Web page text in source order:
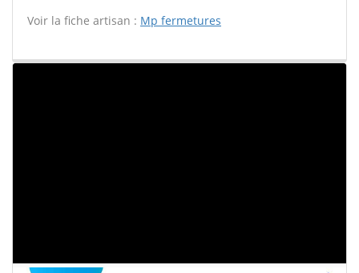
Voir la fiche artisan : Mp fermetures